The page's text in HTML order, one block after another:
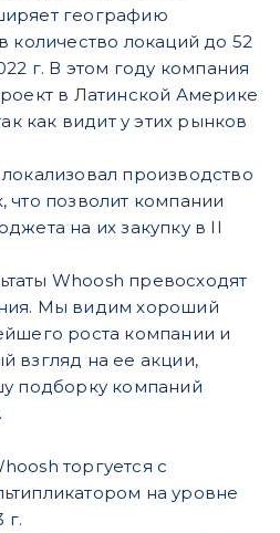
географию
количество локаций до 52
г. В этом году компания
в Латинской Америке
как видит у этих рынков
производство
что позволит компании
на их закупку в II
Whoosh превосходят
Мы видим хороший
роста компании и
взгляд на ее акции,
подборку компаний
торгуется с
на уровне
г.